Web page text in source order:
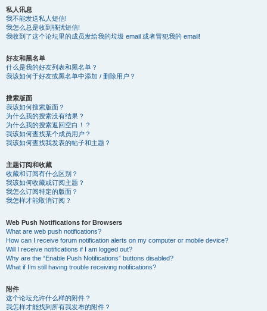
私人讯息
我不能发送私人短信!
我怎么总是收到骚扰短信!
我收到了这个论坛里的成员发给我的垃圾 email 或者冒犯我的 email!
好友和黑名单
什么是我的好友列表和黑名单？
我该如何于好友或黑名单中添加 / 删除用户？
搜索版面
我该如何搜索版面？
为什么我的搜索没有结果？
为什么我的搜索返回空白！？
我该如何查找某个成员用户？
我该如何查找我发表的帖子和主题？
主题订阅和收藏
收藏和订阅有什么区别？
我该如何收藏或订阅主题？
我怎么订阅特定的版面？
我怎样才能取消订阅？
Web Push Notifications for Browsers
What are web push notifications?
How can I receive forum notification alerts on my computer or mobile device?
Will I receive notifications if I am logged out?
Why are the “Enable Push Notifications” buttons disabled?
What if I’m still having trouble receiving notifications?
附件
这个论坛允许什么样的附件？
我怎样才能找到所有我发布的附件？